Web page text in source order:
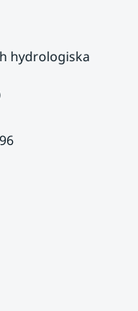
hydrologiska